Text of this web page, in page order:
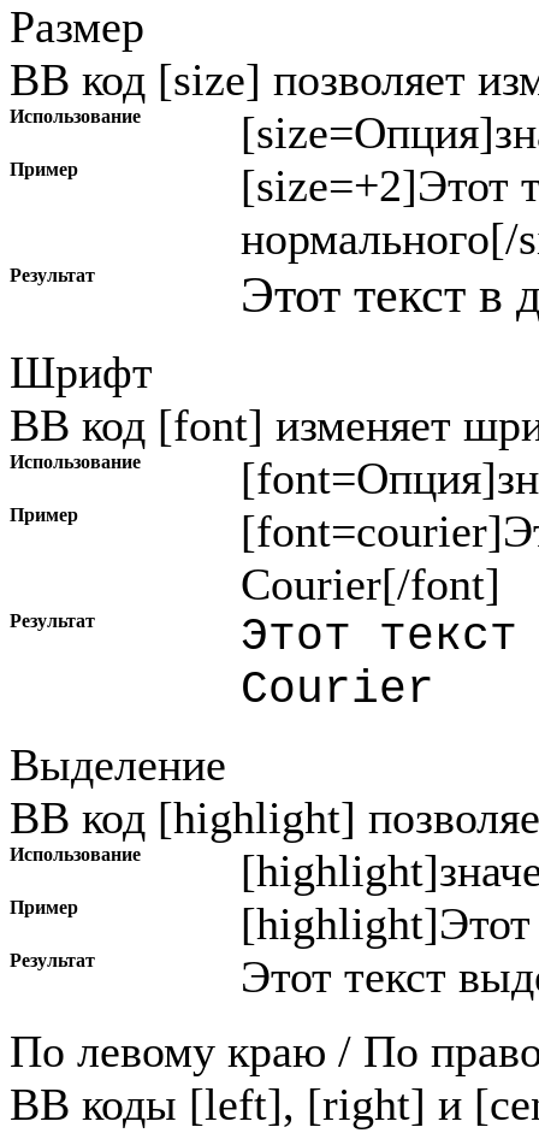
Размер
BB код [size] позволяет
Использование [size=Опция]
Пример
[size=+2]Этот
нормального[/
Результат Этот текст в
Шрифт
BB код [font] изменяет
Использование [font=Опция]
Пример
Courier[/font]
Результат
Этот текст
Courier
Выделение
BB код [highlight]
Использование [highlight]
Пример
Результат
Этот текст
По левому краю / По
BB коды [left], [right] и